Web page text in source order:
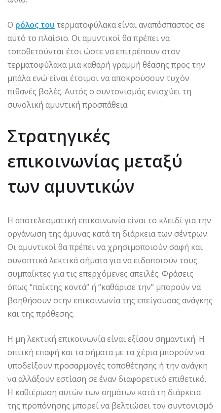
Ο ρόλος του τερματοφύλακα είναι αναπόσπαστος σε
αυτό το πλαίσιο. Οι αμυντικοί θα πρέπει να
τοποθετούνται έτσι ώστε να επιτρέπουν στον
τερματοφύλακα μια καθαρή γραμμή θέασης προς την
μπάλα ενώ είναι έτοιμοι να αποκρούσουν τυχόν
πιθανές βολές. Αυτός ο συντονισμός ενισχύει τη
συνολική αμυντική προσπάθεια.
Στρατηγικές
επικοινωνίας μεταξύ
των αμυντικών
Η αποτελεσματική επικοινωνία είναι το κλειδί για την
οργάνωση της άμυνας κατά τη διάρκεια των σέντρων.
Οι αμυντικοί θα πρέπει να χρησιμοποιούν σαφή και
συνοπτικά λεκτικά σήματα για να ειδοποιούν τους
συμπαίκτες για τις επερχόμενες απειλές. Φράσεις
όπως “παίκτης κοντά” ή “καθάρισε την” μπορούν να
βοηθήσουν στην επικοινωνία της επείγουσας ανάγκης
και της πρόθεσης.
Η μη λεκτική επικοινωνία είναι εξίσου σημαντική. Η
οπτική επαφή και τα σήματα με τα χέρια μπορούν να
υποδείξουν προσαρμογές τοποθέτησης ή την ανάγκη
να αλλάξουν εστίαση σε έναν διαφορετικό επιθετικό.
Η καθιέρωση αυτών των σημάτων κατά τη διάρκεια
της προπόνησης μπορεί να βελτιώσει τον συντονισμό